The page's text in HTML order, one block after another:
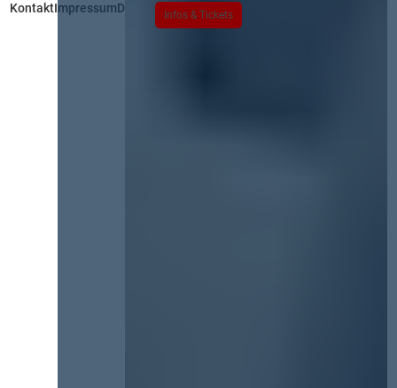
Infos & Tickets
KontaktImpressumDatenschutz